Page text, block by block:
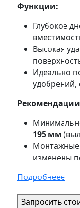
Функции:
Глубокое
Высокая
Идеально
удобрений,
195 мм
Монтажные
изменены
Подробнеее
Запросить